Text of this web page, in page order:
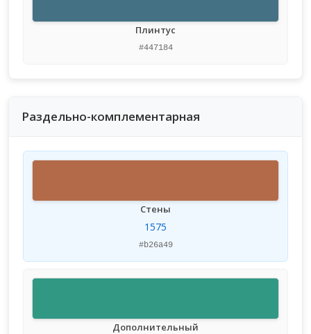
Плинтус
#447184
Раздельно-комплементарная
Стены
1575
#b26a49
Дополнительный